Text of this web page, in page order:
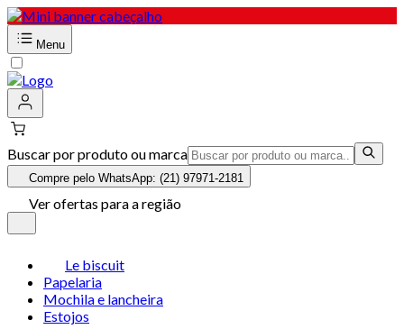
Menu
Buscar por produto ou marca
Compre pelo WhatsApp: (21) 97971-2181
Ver ofertas para a região
Le biscuit
Papelaria
Mochila e lancheira
Estojos